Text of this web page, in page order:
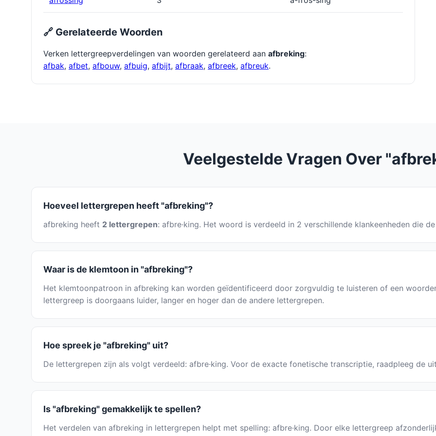
🔗 Gerelateerde Woorden
Verken lettergreepverdelingen van woorden gerelateerd aan afbreking:
afbak, afbet, afbouw, afbuig, afbĳt, afbraak, afbreek, afbreuk.
Veelgestelde Vragen Over
Hoeveel lettergrepen heeft "afbreking"?
afbreking heeft 2 lettergrepen: afbre·king. Het woord is verdeeld in 2 verschillende klankeenheden die
Waar is de klemtoon in "afbreking"?
Het klemtoonpatroon in afbreking kan worden geïdentificeerd door zorgvuldig te luisteren of een
lettergreep is doorgaans luider, langer en hoger dan de andere lettergrepen.
Hoe spreek je "afbreking" uit?
De lettergrepen zijn als volgt verdeeld: afbre·king. Voor de exacte fonetische transcriptie, raadpleeg de
Is "afbreking" gemakkelijk te spellen?
Het verdelen van afbreking in lettergrepen helpt met spelling: afbre·king. Door elke lettergreep